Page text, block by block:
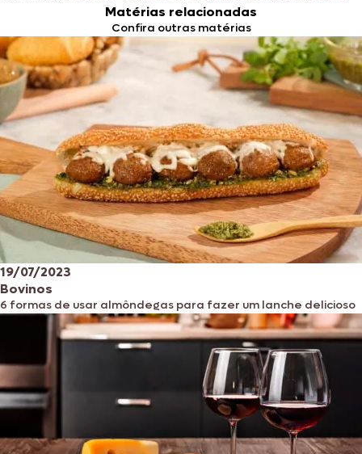
Matérias relacionadas
Confira outras matérias
19/07/2023
Bovinos
6 formas de usar almôndegas para fazer um lanche delicioso